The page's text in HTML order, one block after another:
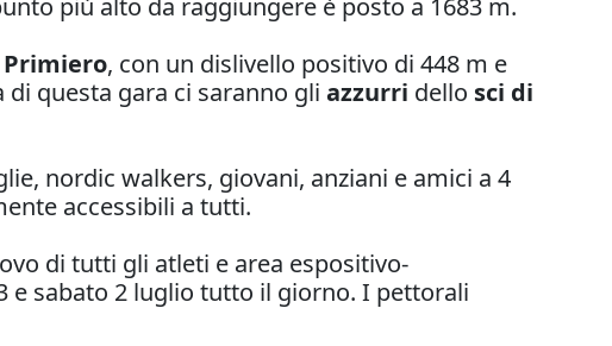
più alto da raggiungere è posto a 1683 m.
, con un dislivello positivo di 448 m e
questa gara ci saranno gli azzurri dello sci di
nordic walkers, giovani, anziani e amici a 4
accessibili a tutti.
di tutti gli atleti e area espositivo-
e sabato 2 luglio tutto il giorno. I pettorali